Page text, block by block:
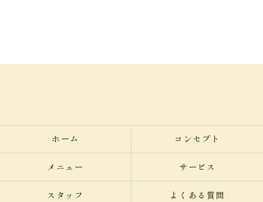
ホーム コンセプト
メニュー サービス
スタッフ よくある質問